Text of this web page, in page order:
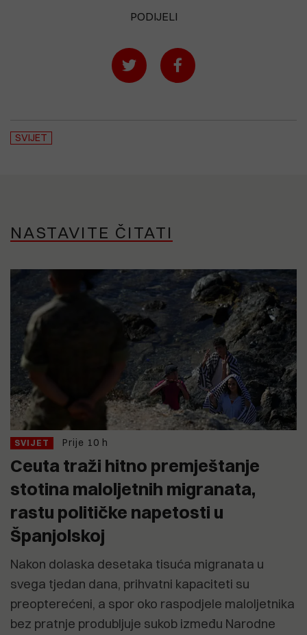
PODIJELI
SVIJET
NASTAVITE ČITATI
SVIJET Prije 10 h
Ceuta traži hitno premještanje
stotina maloljetnih migranata,
rastu političke napetosti u
Španjolskoj
Nakon dolaska desetaka tisuća migranata u
svega tjedan dana, prihvatni kapaciteti su
preopterećeni, a spor oko raspodjele maloljetnika
bez pratnje produbljuje sukob između Narodne